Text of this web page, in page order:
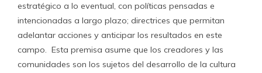
estratégico a lo eventual, con políticas pensadas e
intencionadas a largo plazo; directrices que permitan
adelantar acciones y anticipar los resultados en este
campo. Esta premisa asume que los creadores y las
comunidades son los sujetos del desarrollo de la cultura